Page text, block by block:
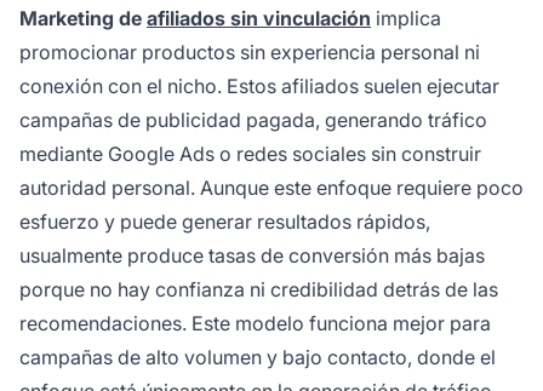
Marketing de afiliados sin vinculación implica
promocionar productos sin experiencia personal ni
conexión con el nicho. Estos afiliados suelen ejecutar
campañas de publicidad pagada, generando tráfico
mediante Google Ads o redes sociales sin construir
autoridad personal. Aunque este enfoque requiere poco
esfuerzo y puede generar resultados rápidos,
usualmente produce tasas de conversión más bajas
porque no hay confianza ni credibilidad detrás de las
recomendaciones. Este modelo funciona mejor para
campañas de alto volumen y bajo contacto, donde el